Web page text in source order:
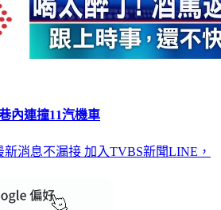
內連撞11汽機車
新消息不漏接 加入TVBS新聞LINE，